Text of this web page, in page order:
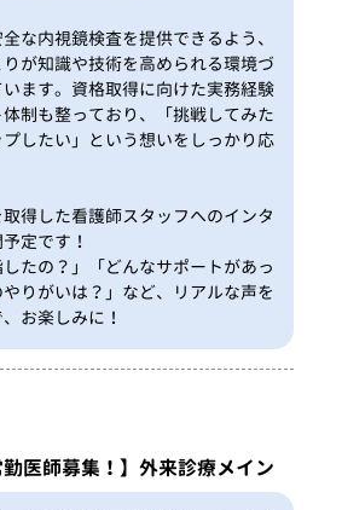
な内視鏡検査を提供できるよう、
が知識や技術を高められる環境づ
ます。資格取得に向けた実務経験
制も整っており、「挑戦してみた
したい」という想いをしっかり応
得した看護師スタッフへのインタ
定です！
したの？」「どんなサポートがあっ
りがいは？」など、リアルな声を
お楽しみに！
勤医師募集！】外来診療メイン